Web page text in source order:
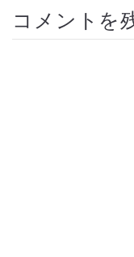
コメントを